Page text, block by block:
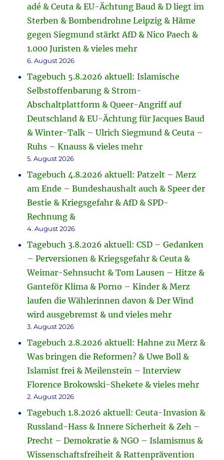
adé & Ceuta & EU-Ächtung Baud & D liegt im
Sterben & Bombendrohne Leipzig & Häme
gegen Siegmund stärkt AfD & Nico Paech &
1.000 Juristen & vieles mehr
6. August 2026
Tagebuch 5.8.2026 aktuell: Islamische
Selbstoffenbarung & Strom-
Abschaltplattform & Queer-Angriff auf
Deutschland & EU-Ächtung für Jacques Baud
& Winter-Talk – Ulrich Siegmund & Ceuta –
Ruhs – Knauss & vieles mehr
5. August 2026
Tagebuch 4.8.2026 aktuell: Patzelt – Merz
am Ende – Bundeshaushalt auch & Speer der
Bestie & Kriegsgefahr & AfD & SPD-
Rechnung &
4. August 2026
Tagebuch 3.8.2026 aktuell: CSD – Gedanken
– Perversionen & Kriegsgefahr & Ceuta &
Weimar-Sehnsucht & Tom Lausen – Hitze &
Ganteför Klima & Porno – Kinder & Merz
laufen die Wählerinnen davon & Der Wind
wird ausgebremst & und vieles mehr
3. August 2026
Tagebuch 2.8.2026 aktuell: Hahne zu Merz &
Was bringen die Reformen? & Uwe Boll &
Islamist frei & Meilenstein – Interview
Florence Brokowski-Shekete & vieles mehr
2. August 2026
Tagebuch 1.8.2026 aktuell: Ceuta-Invasion &
Russland-Hass & Innere Sicherheit & Zeh –
Precht – Demokratie & NGO – Islamismus &
Wissenschaftsfreiheit & Rattenprävention